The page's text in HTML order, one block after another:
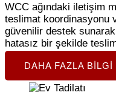
WCC ağındaki iletişim
teslimat koordinasyonu
güvenilir destek
hatasız bir şekilde
DAHA FAZLA BILGI